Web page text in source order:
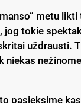
metu likti
jog tokie
uždrausti.
niekas
pasieksime